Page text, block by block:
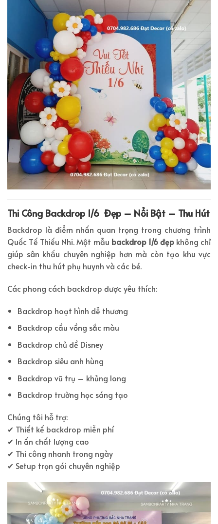
Thi Công Backdrop 1/6 Đẹp – Nổi Bật – Thu Hút
Backdrop là điểm nhấn quan trọng trong chương trình
Quốc Tế Thiếu Nhi. Một mẫu backdrop 1/6 đẹpkhông chỉ
giúp sân khấu chuyên nghiệp hơn mà còn tạo khu vực
check-in thu hút phụ huynh và các bé.
Các phong cách backdrop được yêu thích:
Backdrop hoạt hình dễ thương
Backdrop cầu vồng sắc màu
Backdrop chủ đề Disney
Backdrop siêu anh hùng
Backdrop vũ trụ – khủng long
Backdrop trường học sáng tạo
Chúng tôi hỗ trợ:
✔ Thiết kế backdrop miễn phí
✔ In ấn chất lượng cao
✔ Thi công nhanh trong ngày
✔ Setup trọn gói chuyên nghiệp